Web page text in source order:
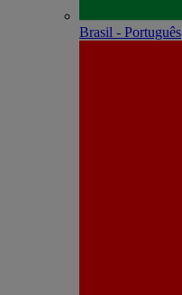
Brasil - Português